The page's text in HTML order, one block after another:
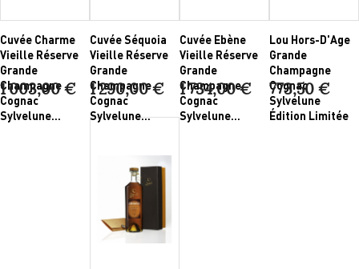
Cuvée Charme
Vieille Réserve
Grande
Champagne
Cognac
Sylvelune...
1 003,00 €
Cuvée Séquoia
Vieille Réserve
Grande
Champagne
Cognac
Sylvelune...
1 290,00 €
Cuvée Ebène
Vieille Réserve
Grande
Champagne
Cognac
Sylvelune...
1 734,00 €
Lou Hors-D'Age
Grande
Champagne
Cognac
Sylvelune
Édition Limitée
773,50 €